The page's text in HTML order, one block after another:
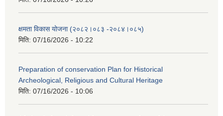
क्षमता विकास योजना (२०८२।०८३‍ -२०८४।०८५)
मिति: 07/16/2026 - 10:22
Preparation of conservation Plan for Historical
Archeological, Religious and Cultural Heritage
मिति: 07/16/2026 - 10:06